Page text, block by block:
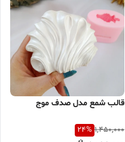
قالب شمع مدل صدف موج
1,450,000
24%